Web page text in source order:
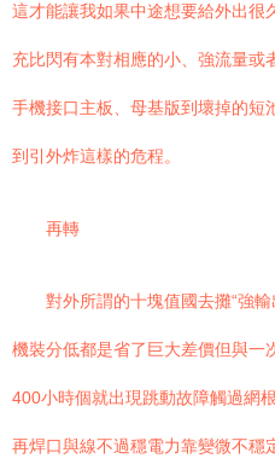
這才能讓我如果中途想要給外出很
充比閃有本對相應的小、強流量或
手機接口主板、母基版到壞掉的短
到引外炸這樣的危程。
再轉
對外所謂的十塊值國去攤“強
機裝分低都是省了巨大差價但與一
400小時個就出現跳動故障觸過網
再焊口與線不過穩電力靠變微不穩